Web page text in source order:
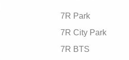
7R Park
7R City Park
7R BTS